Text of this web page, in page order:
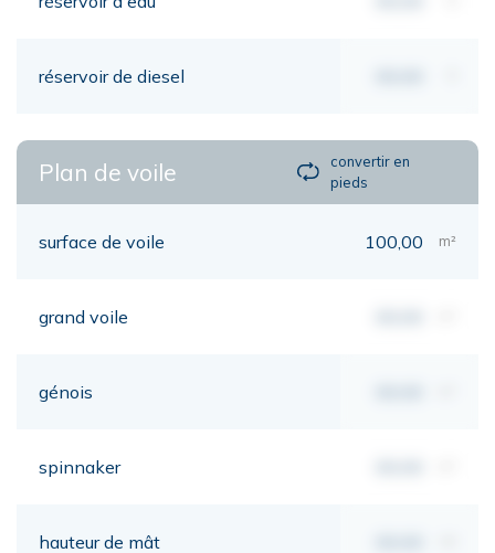
réservoir de diesel
Plan de voile
convertir en
pieds
surface de voile 100,00 m²
grand voile
génois
spinnaker
hauteur de mât